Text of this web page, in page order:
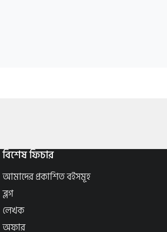
বিশেষ ফিচার
আমাদের প্রকাশিত বইসমূহ
ব্লগ
লেখক
অফার